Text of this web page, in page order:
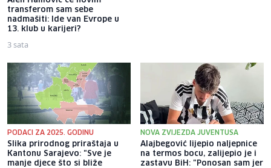
transferom sam sebe
nadmašiti: Ide van Evrope u
13. klub u karijeri?
3 sata
PODACI ZA 2025. GODINU
Slika prirodnog priraštaja u
Kantonu Sarajevo: "Sve je
manje djece što si bliže
NOVA ZVIJEZDA JUVENTUSA
Alajbegović lijepio naljepnice
na termos bocu, zalijepio je i
zastavu BiH: "Ponosan sam jer